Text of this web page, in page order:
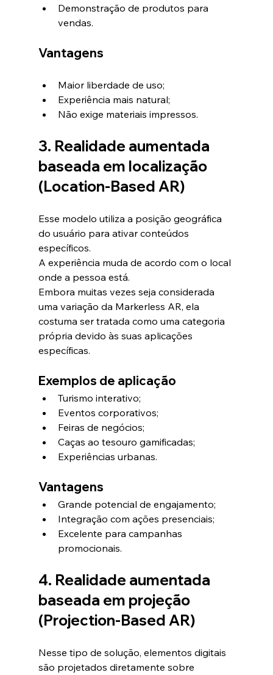
Demonstração de produtos para
vendas.
Vantagens
Maior liberdade de uso;
Experiência mais natural;
Não exige materiais impressos.
3. Realidade aumentada
baseada em localização
(Location-Based AR)
Esse modelo utiliza a posição geográfica
do usuário para ativar conteúdos
específicos.
A experiência muda de acordo com o local
onde a pessoa está.
Embora muitas vezes seja considerada
uma variação da Markerless AR, ela
costuma ser tratada como uma categoria
própria devido às suas aplicações
específicas.
Exemplos de aplicação
Turismo interativo;
Eventos corporativos;
Feiras de negócios;
Caças ao tesouro gamificadas;
Experiências urbanas.
Vantagens
Grande potencial de engajamento;
Integração com ações presenciais;
Excelente para campanhas
promocionais.
4. Realidade aumentada
baseada em projeção
(Projection-Based AR)
Nesse tipo de solução, elementos digitais
são projetados diretamente sobre